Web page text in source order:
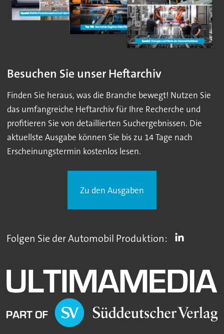
Besuchen Sie unser Heftarchiv
Finden Sie heraus, was die Branche bewegt! Nutzen Sie
das umfangreiche Heftarchiv für Ihre Recherche und
profitieren Sie von detaillierten Suchergebnissen. Die
aktuellste Ausgabe können Sie bis zu 14 Tage nach
Erscheinungstermin kostenlos lesen.
Zu den Ausgaben
Folgen Sie der Automobil Produktion: